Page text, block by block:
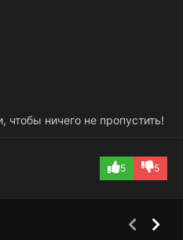
чтобы ничего не пропустить!
5 5